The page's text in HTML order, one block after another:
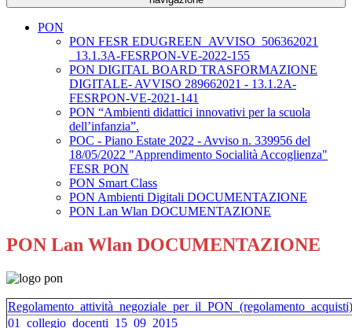
PON
PON FESR EDUGREEN_AVVISO_506362021
_13.1.3A-FESRPON-VE-2022-155
PON DIGITAL BOARD TRASFORMAZIONE
DIGITALE- AVVISO 289662021 - 13.1.2A-
FESRPON-VE-2021-141
PON “Ambienti didattici innovativi per la scuola
dell’infanzia”.
POC - Piano Estate 2022 - Avviso n. 339956 del
18/05/2022 "Apprendimento Socialità Accoglienza"
FESR PON
PON Smart Class
PON Ambienti Digitali DOCUMENTAZIONE
PON Lan Wlan DOCUMENTAZIONE
PON Lan Wlan DOCUMENTAZIONE
Regolamento_attività_negoziale_per_il_PON_(regolamento_acquisti)
01_collegio_docenti_15_09_2015